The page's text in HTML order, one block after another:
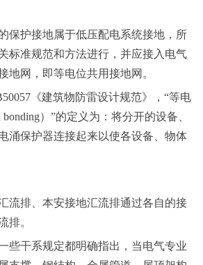
保护接地属于低压配电系统接地，所
标准规范和方法进行，并应接入电气
地网，即等电位共用接地网。
《建筑物防雷设计规范》，“等电
）”的定义为：将分开的设备、
涌保护器连接起来以使各设备、物体
流排、本安接地汇流排通过各自的接
排。
些干系规定都明确指出，当电气专业